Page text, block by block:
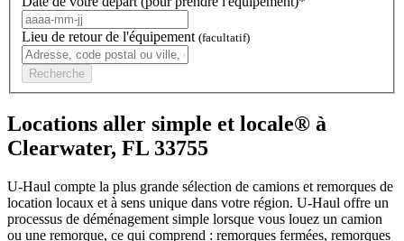
Lieu de retour de l'équipement (facultatif)
Recherche
Locations aller simple et locale® à
Clearwater, FL 33755
U-Haul compte la plus grande sélection de camions et remorques de
location locaux et à sens unique dans votre région. U-Haul offre un
processus de déménagement simple lorsque vous louez un camion
ou une remorque, ce qui comprend : remorques fermées, remorques